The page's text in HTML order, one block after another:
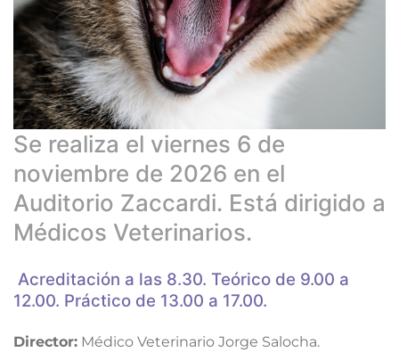
Se realiza el viernes 6 de
noviembre de 2026 en el
Auditorio Zaccardi. Está dirigido a
Médicos Veterinarios.
Acreditación a las 8.30. Teórico de 9.00 a
12.00. Práctico de 13.00 a 17.00.
Director: Médico Veterinario Jorge Salocha.